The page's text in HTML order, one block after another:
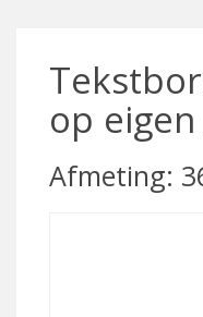
op
Afmeting: